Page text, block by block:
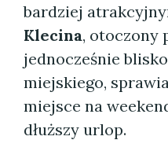
bardziej
Klecina, otoczony
jednocześnie
miejskiego,
miejsce na
dłuższy urlop.